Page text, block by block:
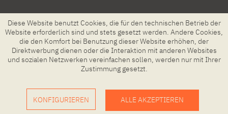
Diese Website benutzt Cookies, die für den technischen Betrieb der
Website erforderlich sind und stets gesetzt werden. Andere Cookies,
die den Komfort bei Benutzung dieser Website erhöhen, der
Direktwerbung dienen oder die Interaktion mit anderen Websites
und sozialen Netzwerken vereinfachen sollen, werden nur mit Ihrer
Zustimmung gesetzt.
KONFIGURIEREN ALLE AKZEPTIEREN